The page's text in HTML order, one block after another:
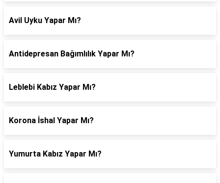
Avil Uyku Yapar Mı?
Antidepresan Bağımlılık Yapar Mı?
Leblebi Kabız Yapar Mı?
Korona İshal Yapar Mı?
Yumurta Kabız Yapar Mı?